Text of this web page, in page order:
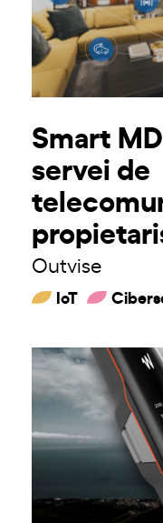
Smart
servei de
Outvise
IoT